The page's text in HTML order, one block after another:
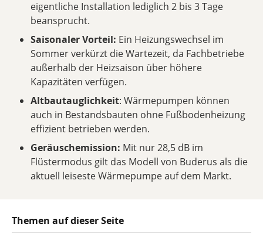
eigentliche Installation lediglich 2 bis 3 Tage
beansprucht.
Saisonaler Vorteil: Ein Heizungswechsel im
Sommer verkürzt die Wartezeit, da Fachbetriebe
außerhalb der Heizsaison über höhere
Kapazitäten verfügen.
Altbautauglichkeit: Wärmepumpen können
auch in Bestandsbauten ohne Fußbodenheizung
effizient betrieben werden.
Geräuschemission: Mit nur 28,5 dB im
Flüstermodus gilt das Modell von Buderus als die
aktuell leiseste Wärmepumpe auf dem Markt.
Themen auf dieser Seite